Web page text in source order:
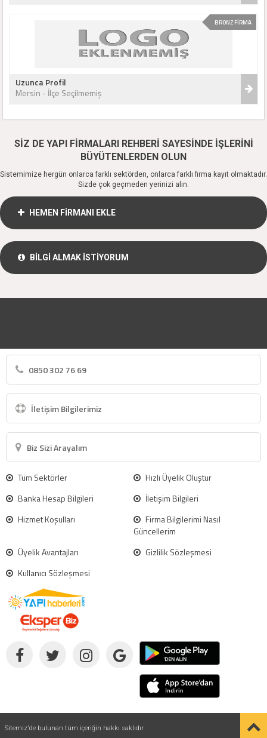
BRONZ FİRMA
Uzunca Profil
Mersin - İlçe Seçilmemiş
SİZ DE YAPI FİRMALARI REHBERİ SAYESİNDE İŞLERİNİ
BÜYÜTENLERDEN OLUN
Sistemimize hergün onlarca farklı sektörden, onlarca farklı firma kayıt olmaktadır.
Sizde çok geçmeden yerinizi alın.
HEMEN FİRMANI EKLE
BİLGİ ALMAK İSTİYORUM
0850 302 76 69
İletişim Bilgilerimiz
Biz Sizi Arayalım
Tüm Sektörler
Hızlı Üyelik Oluştur
Banka Hesap Bilgileri
İletişim Bilgileri
Hizmet Koşulları
Firma Bilgilerimi Nasıl
Güncellerim
Üyelik Avantajları
Gizlilik Sözleşmesi
Kullanıcı Sözleşmesi
Sitemiz'de bulunan tüm içeriğin hakkı saklıdır